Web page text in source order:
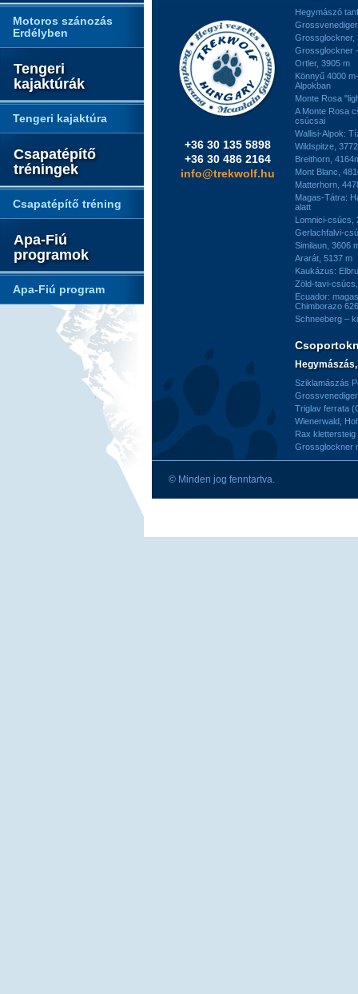
Motoros szánozás
Erdélyben
Tengeri
kajaktúrák
Tengeri kajaktúra
Csapatépítő
tréningek
Csapatépítő tréning
Apa-Fiú
programok
Apa-Fiú program
+36 30 135 5898
+36 30 486 2164
info@trekwolf.hu
Hegymászó
Grossglockner,
Grossglockner
Ortler, 3905 m
Könnyű 4000
Alpokban
Monte Rosa
A Monte Rosa
csúcsai
Wallisi-Alpok:
Wildspitze,
Breithorn,
Mont Blanc,
Matterhorn,
Magas-Tátra:
alatt
Lomnici-csúcs,
Gerlachfalvi-
Similaun, 3606
Ararát, 5137 m
Kaukázus:
Zöld-tavi-
Ecuador:
Chimborazo
Schneeberg –
Sziklamászás
Triglav ferrata
Wienerwald,
Rax
Grossglockner
© Minden jog fenntartva.